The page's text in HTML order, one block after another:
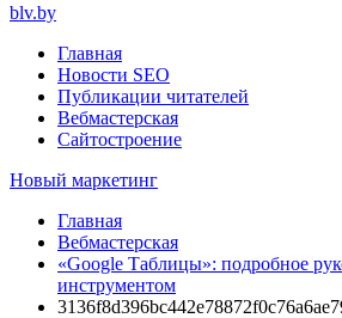
blv.by
Главная
Новости SEO
Публикации читателей
Вебмастерская
Сайтостроение
Новый маркетинг
Главная
Вебмастерская
«Google Таблицы»: подробное
инструментом